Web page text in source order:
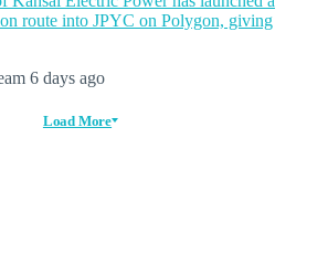
route into JPYC on Polygon, giving
6 days ago
Load More